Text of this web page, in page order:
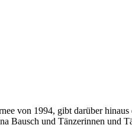
von 1994, gibt darüber
Bausch und Tänzerinnen und